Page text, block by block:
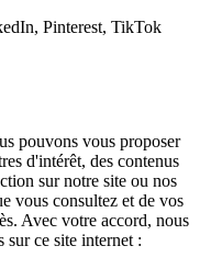
Pinterest, TikTok
pouvons vous proposer
d'intérêt, des contenus
sur notre site ou nos
vous consultez et de vos
Avec votre accord, nous
sur ce site internet :